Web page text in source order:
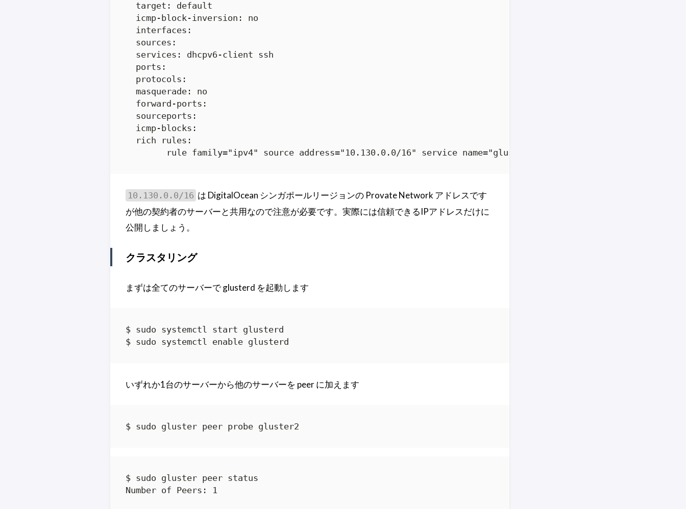
  target: default
  icmp-block-inversion: no
  interfaces:
  sources:
  services: dhcpv6-client ssh
  ports:
  protocols:
  masquerade: no
  forward-ports:
  sourceports:
  icmp-blocks:
  rich rules:
	rule family="ipv4" source address="10.130.0.0/16" service name="glusterfs" accept
10.130.0.0/16 は DigitalOcean シンガポールリージョンの Provate Network アドレスです
が他の契約者のサーバーと共用なので注意が必要です。実際には信頼できるIPアドレスだけに
公開しましょう。
クラスタリング
まずは全てのサーバーで glusterd を起動します
$ sudo systemctl start glusterd
$ sudo systemctl enable glusterd
いずれか1台のサーバーから他のサーバーを peer に加えます
$ sudo gluster peer probe gluster2
$ sudo gluster peer status
Number of Peers: 1